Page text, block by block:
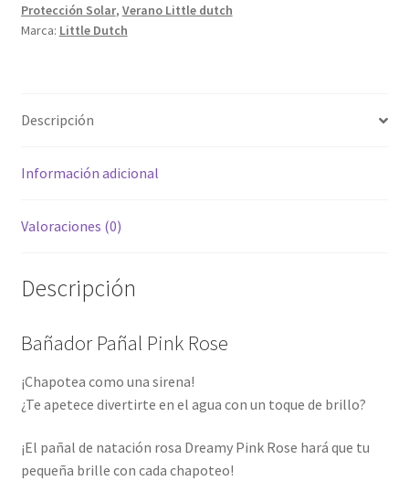
Protección Solar, Verano Little dutch
Marca: Little Dutch
Descripción
Información adicional
Valoraciones (0)
Descripción
Bañador Pañal Pink Rose
¡Chapotea como una sirena!
¿Te apetece divertirte en el agua con un toque de brillo?
¡El pañal de natación rosa Dreamy Pink Rose hará que tu
pequeña brille con cada chapoteo!